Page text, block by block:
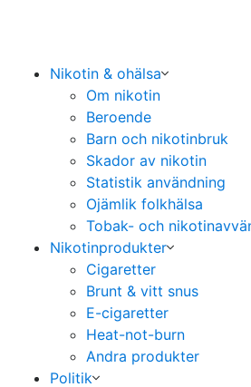
Nikotin & ohälsa
Om nikotin
Beroende
Barn och nikotinbruk
Skador av nikotin
Statistik användning
Ojämlik folkhälsa
Tobak- och
Nikotinprodukter
Cigaretter
Brunt & vitt snus
E-cigaretter
Heat-not-burn
Andra produkter
Politik